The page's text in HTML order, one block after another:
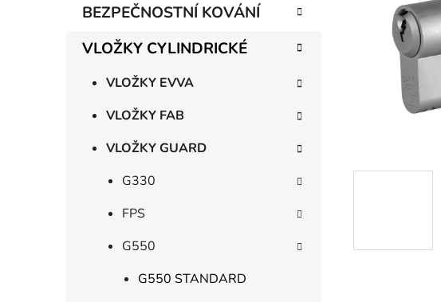
BEZPEČNOSTNÍ KOVÁNÍ
VLOŽKY CYLINDRICKÉ
VLOŽKY EVVA
VLOŽKY FAB
VLOŽKY GUARD
G330
FPS
G550
G550 STANDARD